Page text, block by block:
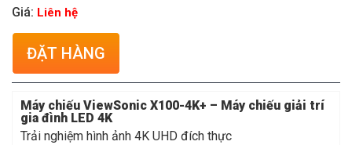
Giá: Liên hệ
ĐẶT HÀNG
Máy chiếu ViewSonic X100-4K+ – Máy chiếu giải trí
gia đình LED 4K
Trải nghiệm hình ảnh 4K UHD đích thực